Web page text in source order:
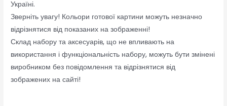
Україні.
Зверніть увагу! Кольори готової картини можуть незначно
відрізнятися від показаних на зображенні!
Склад набору та аксесуарів, що не впливають на
використання і функціональність набору, можуть бути змінені
виробником без повідомлення та відрізнятися від
зображених на сайті!